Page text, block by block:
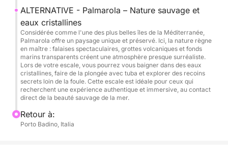
Confort, design et technologie s'allient pour vous
garantir une expérience haut de gamme, adaptée
aux groupes jusqu'à 12 personnes. Le retour est
prévu dans l'après-midi, après une journée qui allie
travail, détente et inspiration.
Une manière originale et efficace de renforcer
l'équipe et de laisser une impression mémorable.
ALTERNATIVE - Palmarola – Nature sauvage et
eaux cristallines
Considérée comme l'une des plus belles îles de la Méditerranée,
Palmarola offre un paysage unique et préservé. Ici, la nature règne
en maître : falaises spectaculaires, grottes volcaniques et fonds
marins transparents créent une atmosphère presque surréaliste.
Lors de votre escale, vous pourrez vous baigner dans des eaux
cristallines, faire de la plongée avec tuba et explorer des recoins
secrets loin de la foule. Cette escale est idéale pour ceux qui
recherchent une expérience authentique et immersive, au contact
direct de la beauté sauvage de la mer.
Retour à:
Porto Badino, Italia